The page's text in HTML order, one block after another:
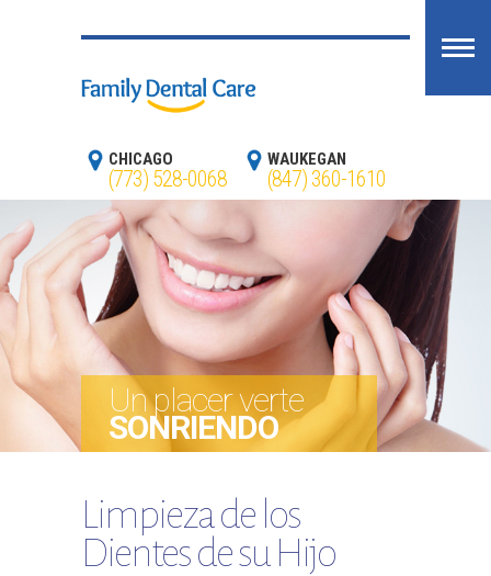
CHICAGO
(773) 528-0068
WAUKEGAN
(847) 360-1610
Un placer verte
SONRIENDO
Limpieza de los
Dientes de su Hijo